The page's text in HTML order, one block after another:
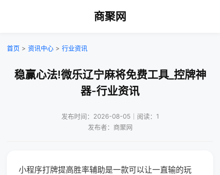
商聚网
首页 > 资讯中心 > 行业资讯
稳赢心法!微乐辽宁麻将免费工具_控牌神
器-行业资讯
发布时间：2026-08-05｜阅读：1
发布者：商聚网
小程序打牌提高胜率辅助是一款可以让一直输的玩